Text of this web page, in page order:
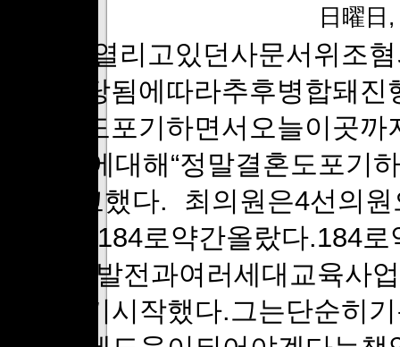
日曜日
기존에열리고있던사문서위조
부에배당됨에따라추후병합돼
말결혼도포기하면서오늘이곳
임의원에대해“정말결혼도포기
스”라고했다. 최의원은4선의
모였다.184로약간올랐다.184
닌,사회발전과여러세대교육사
진을찍기시작했다.그는단순히